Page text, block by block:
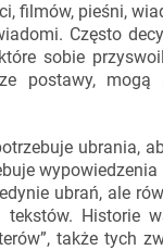
filmów, pieśni,
Często
sobie
postawy,
ubrania,
wypowiedzenia
ubrań, ale
Historie
także tych